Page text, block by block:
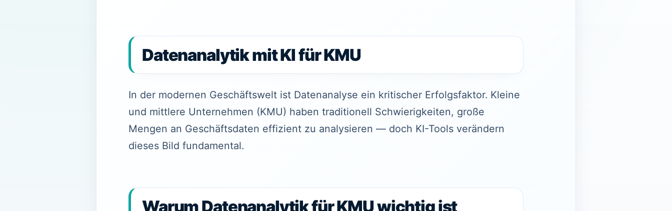
Datenanalytik mit KI für KMU
In der modernen Geschäftswelt ist Datenanalyse ein kritischer Erfolgsfaktor. Kleine
und mittlere Unternehmen (KMU) haben traditionell Schwierigkeiten, große
Mengen an Geschäftsdaten effizient zu analysieren — doch KI-Tools verändern
dieses Bild fundamental.
Warum Datenanalytik für KMU wichtig ist